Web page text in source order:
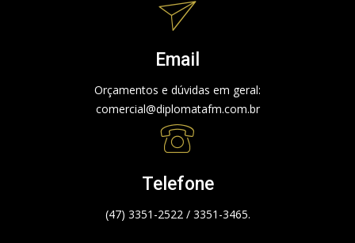
Email
Orçamentos e dúvidas em geral:
comercial@diplomatafm.com.br
Telefone
(47) 3351-2522 / 3351-3465.